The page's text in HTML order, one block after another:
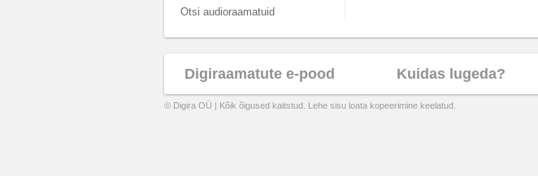
Otsi audioraamatuid
Digiraamatute e-pood Kuidas lugeda?
© Digira OÜ | Kõik õigused kaitstud. Lehe sisu loata kopeerimine keelatud.